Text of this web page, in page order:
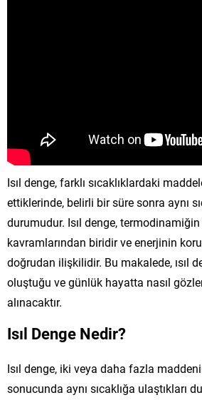
Isıl denge, farklı sıcaklıklardaki
ettiklerinde, belirli bir süre sonra aynı
durumudur. Isıl denge,
kavramlarından biridir ve enerjinin
doğrudan ilişkilidir. Bu makalede, ısıl
oluştuğu ve günlük hayatta nasıl
alınacaktır.
Isıl Denge Nedir?
Isıl denge, iki veya daha fazla
sonucunda aynı sıcaklığa ulaştıkları